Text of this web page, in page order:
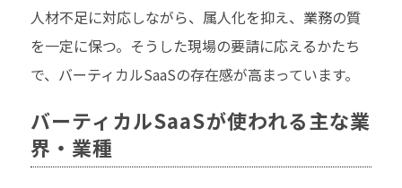
人材不足に対応しながら、属人化を抑え、業務の質
を一定に保つ。そうした現場の要請に応えるかたち
で、バーティカルSaaSの存在感が高まっています。
バーティカルSaaSが使われる主な業
界・業種